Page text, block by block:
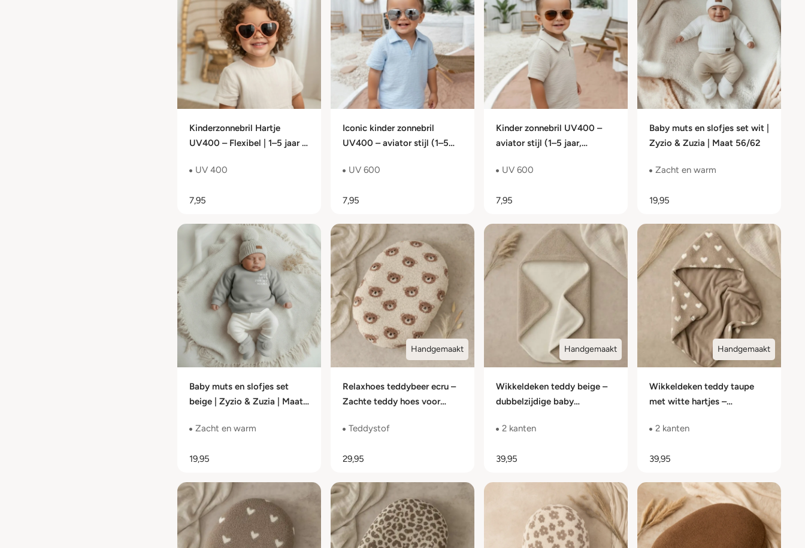
Kinderzonnebril Hartje
UV400 – Flexibel | 1–5 jaar |
UV 400
7,95
Iconic kinder zonnebril
UV400 – aviator stijl (1–5
UV 600
7,95
Kinder zonnebril UV400 –
aviator stijl (1–5 jaar,
UV 600
7,95
Baby muts en slofjes set wit |
Zyzio & Zuzia | Maat 56/62
Zacht en warm
19,95
Baby muts en slofjes set
beige | Zyzio & Zuzia | Maat
Zacht en warm
19,95
Handgemaakt
Relaxhoes teddybeer ecru –
Zachte teddy hoes voor
Teddystof
29,95
Handgemaakt
Wikkeldeken teddy beige –
dubbelzijdige baby
2 kanten
39,95
Handgemaakt
Wikkeldeken teddy taupe
met witte hartjes –
wikkeldeken
2 kanten
39,95